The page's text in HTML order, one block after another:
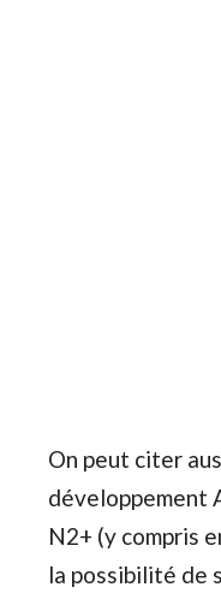
On peut citer
développement
N2+ (y compris
la possibilité de